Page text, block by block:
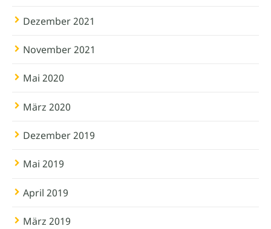
Dezember 2021
November 2021
Mai 2020
März 2020
Dezember 2019
Mai 2019
April 2019
März 2019